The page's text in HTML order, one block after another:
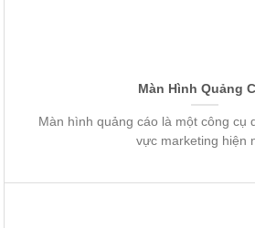
Màn Hình Quảng
Màn hình quảng cáo là một công cụ
vực marketing hiện